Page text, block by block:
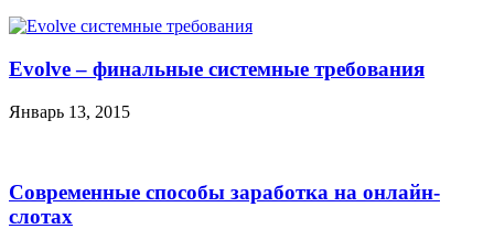
Evolve – финальные системные требования
Январь 13, 2015
Современные способы заработка на онлайн-
слотах